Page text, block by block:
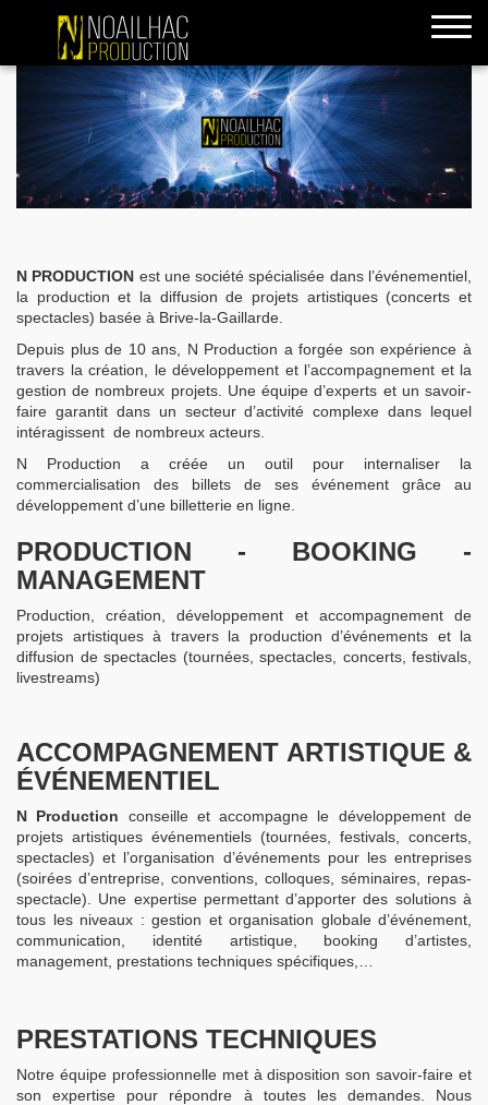
N PRODUCTION est une société spécialisée dans l’événementiel,
la production et la diffusion de projets artistiques (concerts et
spectacles) basée à Brive-la-Gaillarde.
Depuis plus de 10 ans, N Production a forgée son expérience à
travers la création, le développement et l’accompagnement et la
gestion de nombreux projets. Une équipe d’experts et un savoir-
faire garantit dans un secteur d’activité complexe dans lequel
intéragissent de nombreux acteurs.
N Production a créée un outil pour internaliser la
commercialisation des billets de ses événement grâce au
développement d’une billetterie en ligne.
PRODUCTION - BOOKING -
MANAGEMENT
Production, création, développement et accompagnement de
projets artistiques à travers la production d’événements et la
diffusion de spectacles (tournées, spectacles, concerts, festivals,
livestreams)
ACCOMPAGNEMENT ARTISTIQUE &
ÉVÉNEMENTIEL
N Production conseille et accompagne le développement de
projets artistiques événementiels (tournées, festivals, concerts,
spectacles) et l’organisation d’événements pour les entreprises
(soirées d’entreprise, conventions, colloques, séminaires, repas-
spectacle). Une expertise permettant d’apporter des solutions à
tous les niveaux : gestion et organisation globale d’événement,
communication, identité artistique, booking d’artistes,
management, prestations techniques spécifiques,…
PRESTATIONS TECHNIQUES
Notre équipe professionnelle met à disposition son savoir-faire et
son expertise pour répondre à toutes les demandes. Nous